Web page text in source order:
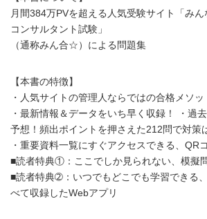
月間384万PVを超える人気受験サイト「み
コンサルタント試験」
（通称みん合☆）による問題集
【本書の特徴】
・人気サイトの管理人ならではの合格メソッ
・最新情報＆データをいち早く収録！ ・過
予想！頻出ポイントを押さえた212問で対策
・重要資料一覧にすぐアクセスできる、QR
■読者特典①：ここでしか見られない、模擬
■読者特典➁：いつでもどこでも学習できる
べて収録したWebアプリ